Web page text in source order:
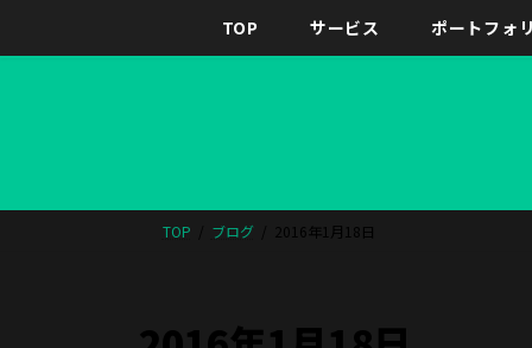
TOP サービス ポートフォ
TOP ブログ 2016年1月18日